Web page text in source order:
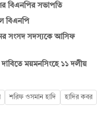
বিএনপির সভাপতি
বিএনপি
সংসদ সদস্যকে আসিফ
ময়মনসিংহে ১১ দলীয়
শরিফ ওসমান হাদি হাদির কবর